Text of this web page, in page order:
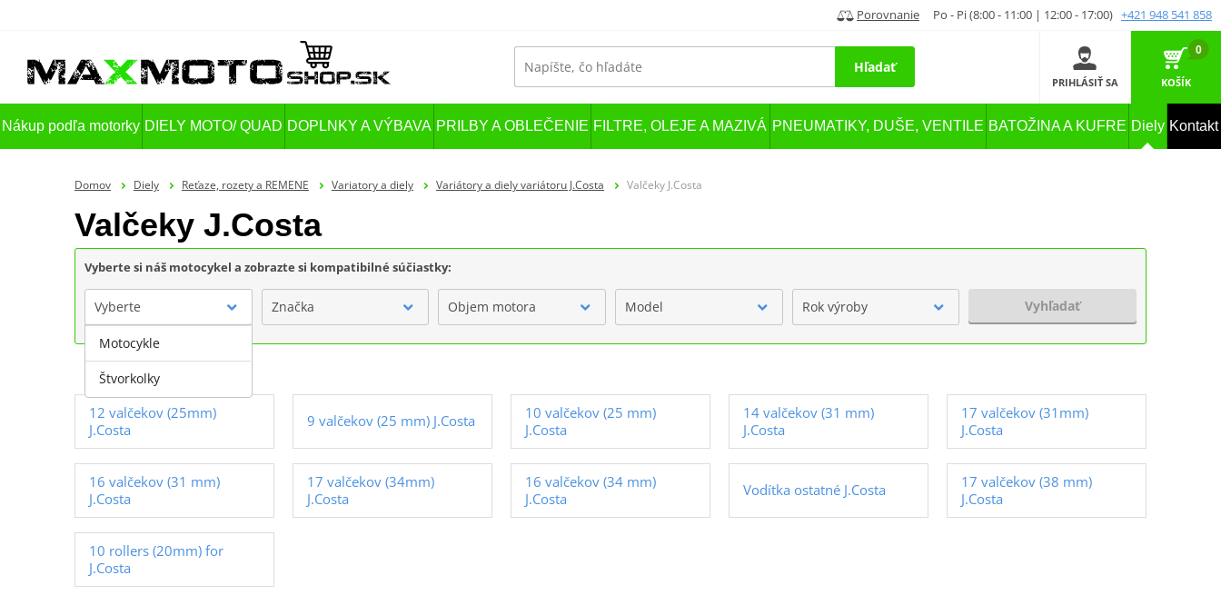
Porovnanie Po - Pi (8:00 - 11:00 | 12:00 - 17:00) +421 948 541 858
Hľadať
PRIHLÁSIŤ SA
0
KOŠÍK
Nákup podľa motorky DIELY MOTO/ QUAD DOPLNKY A VÝBAVA PRILBY A OBLEČENIE FILTRE, OLEJE A MAZIVÁ PNEUMATIKY, DUŠE, VENTILE BATOŽINA A KUFRE Diely Kontakt
Domov Diely Reťaze, rozety a REMENE Variatory a diely Variátory a diely variátoru J.Costa Valčeky J.Costa
Valčeky J.Costa
Vyberte si náš motocykel a zobrazte si kompatibilné súčiastky:
Vyberte Značka Objem motora Model Rok výroby Vyhľadať
12 valčekov (25mm)
J.Costa
9 valčekov (25 mm) J.Costa
10 valčekov (25 mm)
J.Costa
14 valčekov (31 mm)
J.Costa
17 valčekov (31mm)
J.Costa
16 valčekov (31 mm)
J.Costa
17 valčekov (34mm)
J.Costa
16 valčekov (34 mm)
J.Costa
Vodítka ostatné J.Costa
17 valčekov (38 mm)
J.Costa
10 rollers (20mm) for
J.Costa
Motocykle
Štvorkolky